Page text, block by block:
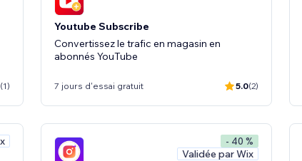
(1)
Youtube Subscribe
Convertissez le trafic en magasin en
abonnés YouTube
7 jours d'essai gratuit 5.0(2)
- 40 %
Validée par Wix